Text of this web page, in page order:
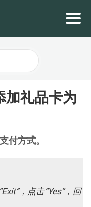
加礼品卡为
付方式。
，点击“Yes”，回